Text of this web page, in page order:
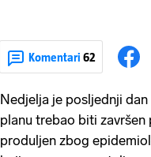
Komentari 62
Nedjelja je posljednji
planu trebao biti
produljen zbog